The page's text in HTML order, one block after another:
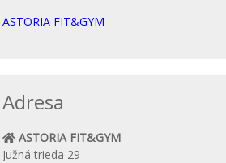
ASTORIA FIT&GYM
Adresa
ASTORIA FIT&GYM
Južná trieda 29